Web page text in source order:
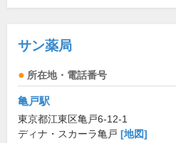
サン薬局
所在地・電話番号
亀戸駅
東京都江東区亀戸6-12-1
ディナ・スカーラ亀戸 [地図]